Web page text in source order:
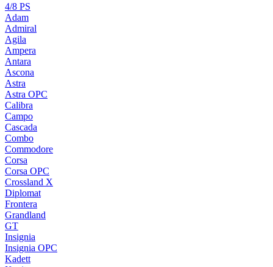
4/8 PS
Adam
Admiral
Agila
Ampera
Antara
Ascona
Astra
Astra OPC
Calibra
Campo
Cascada
Combo
Commodore
Corsa
Corsa OPC
Crossland X
Diplomat
Frontera
Grandland
GT
Insignia
Insignia OPC
Kadett